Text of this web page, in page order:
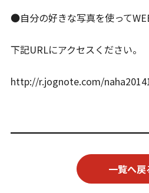
●自分の好きな写真を使って
下記URLにアクセスください。
http://r.jognote.com/
一覧へ戻